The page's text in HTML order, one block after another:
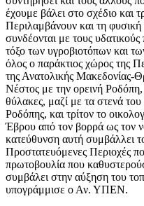
έχουμε βάλει στο σχέδιο και
Περιλαμβάνουν και τη φυσική
συνδέονται με τους υδατικούς
τόξο των υγροβιοτόπων και
όλος ο παράκτιος χώρος της
της Ανατολικής Μακεδονίας-
Νέστος με την ορεινή
θύλακες, μαζί με τα στενά
Ροδόπης, και τρίτον το
Έβρου από τον βορρά ως τον
κατεύθυνση αυτή συμβάλλει
Προστατευόμενες Περιοχές
πρωτοβουλία που
συμβάλει στην αύξηση του
υπογράμμισε ο Αν. ΥΠΕΝ.